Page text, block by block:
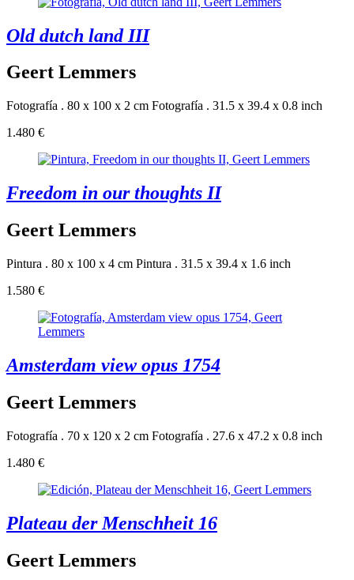
Old dutch land III
Geert Lemmers
Fotografía . 80 x 100 x 2 cm Fotografía . 31.5 x 39.4 x 0.8 inch
1.480 €
Freedom in our thoughts II
Geert Lemmers
Pintura . 80 x 100 x 4 cm Pintura . 31.5 x 39.4 x 1.6 inch
1.580 €
Amsterdam view opus 1754
Geert Lemmers
Fotografía . 70 x 120 x 2 cm Fotografía . 27.6 x 47.2 x 0.8 inch
1.480 €
Plateau der Menschheit 16
Geert Lemmers